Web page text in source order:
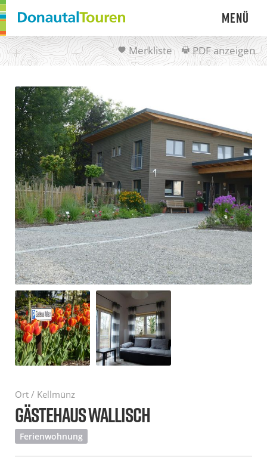
Menü
Merkliste PDF anzeigen
Ort / Kellmünz
GÄSTEHAUS WALLISCH
Ferienwohnung